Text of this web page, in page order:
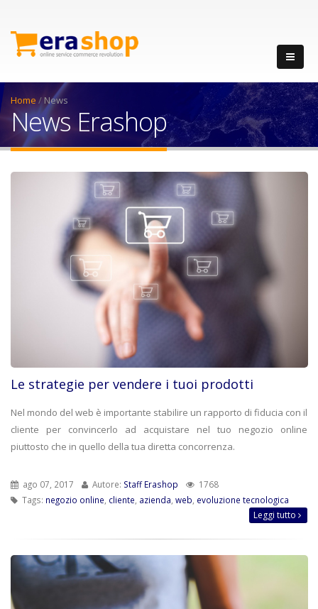
Home /News
News Erashop
Le strategie per vendere i tuoi prodotti
Nel mondo del web è importante stabilire un rapporto di fiducia con il
cliente per convincerlo ad acquistare nel tuo negozio online
piuttosto che in quello della tua diretta concorrenza.
ago 07, 2017 Autore: Staff Erashop
1768
Tags: negozio online cliente azienda web evoluzione tecnologica
Leggi tutto